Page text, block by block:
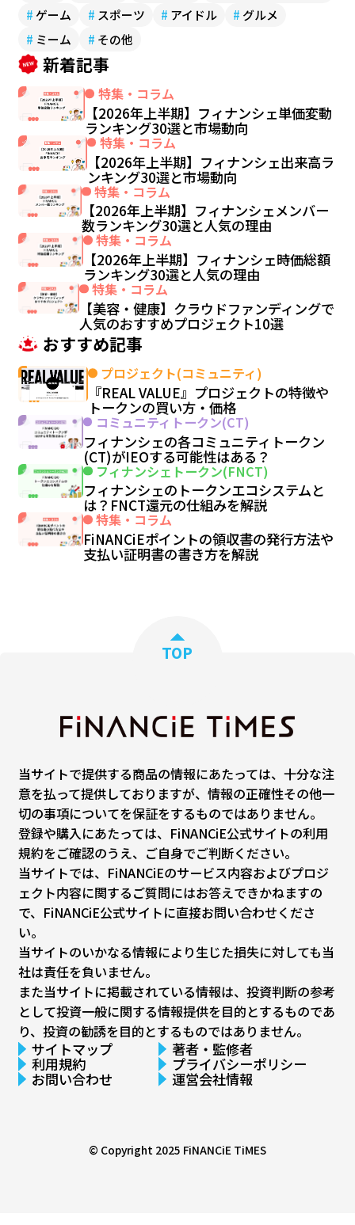
# ゲーム # スポーツ # アイドル # グルメ
# ミーム # その他
新着記事
特集・コラム
【2026年上半期】フィナンシェ単価変動
ランキング30選と市場動向
特集・コラム
【2026年上半期】フィナンシェ出来高ラ
ンキング30選と市場動向
特集・コラム
【2026年上半期】フィナンシェメンバー
数ランキング30選と人気の理由
特集・コラム
【2026年上半期】フィナンシェ時価総額
ランキング30選と人気の理由
特集・コラム
【美容・健康】クラウドファンディングで
人気のおすすめプロジェクト10選
おすすめ記事
プロジェクト(コミュニティ)
『REAL VALUE』プロジェクトの特徴や
トークンの買い方・価格
コミュニティトークン(CT)
フィナンシェの各コミュニティトークン
(CT)がIEOする可能性はある？
フィナンシェトークン(FNCT)
フィナンシェのトークンエコシステムと
は？FNCT還元の仕組みを解説
特集・コラム
FiNANCiEポイントの領収書の発行方法や
支払い証明書の書き方を解説
TOP
当サイトで提供する商品の情報にあたっては、十分な注
意を払って提供しておりますが、情報の正確性その他一
切の事項についてを保証をするものではありません。
登録や購入にあたっては、FiNANCiE公式サイトの利用
規約をご確認のうえ、ご自身でご判断ください。
当サイトでは、FiNANCiEのサービス内容およびプロジ
ェクト内容に関するご質問にはお答えできかねますの
で、FiNANCiE公式サイトに直接お問い合わせくださ
い。
当サイトのいかなる情報により生じた損失に対しても当
社は責任を負いません。
また当サイトに掲載されている情報は、投資判断の参考
として投資一般に関する情報提供を目的とするものであ
り、投資の勧誘を目的とするものではありません。
サイトマップ 著者・監修者
利用規約 プライバシーポリシー
お問い合わせ 運営会社情報
© Copyright 2025 FiNANCiE TiMES